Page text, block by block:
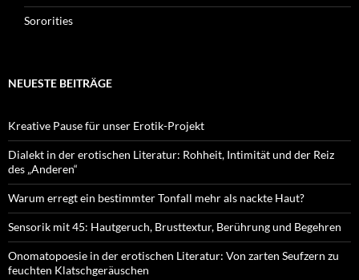
Sororities
NEUESTE BEITRÄGE
Kreative Pause für unser Erotik-Projekt
Dialekt in der erotischen Literatur: Rohheit, Intimität und der Reiz
des „Anderen“
Warum erregt ein bestimmter Tonfall mehr als nackte Haut?
Sensorik mit 45: Hautgeruch, Brusttextur, Berührung und Begehren
Onomatopoesie in der erotischen Literatur: Von zarten Seufzern zu
feuchten Klatschgeräuschen